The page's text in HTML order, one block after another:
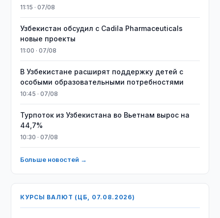
11:15 · 07/08
Узбекистан обсудил с Cadila Pharmaceuticals
новые проекты
11:00 · 07/08
В Узбекистане расширят поддержку детей с
особыми образовательными потребностями
10:45 · 07/08
Турпоток из Узбекистана во Вьетнам вырос на
44,7%
10:30 · 07/08
Больше новостей →
КУРСЫ ВАЛЮТ (ЦБ, 07.08.2026)